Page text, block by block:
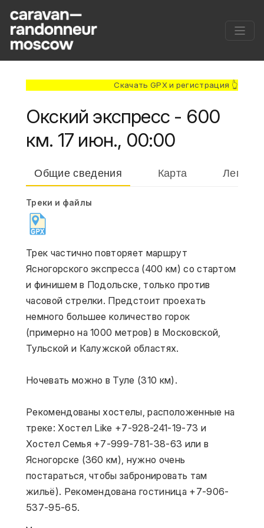
Скачать GPX и регистрация 👆
Окский экспресс - 600
км. 17 июн., 00:00
Общие сведения Карта
Треки и файлы
Трек частично повторяет маршрут
Ясногорского экспресса (400 км) со стартом
и финишем в Подольске, только против
часовой стрелки. Предстоит проехать
немного большее количество горок
(примерно на 1000 метров) в Московской,
Тульской и Калужской областях.
Ночевать можно в Туле (310 км).
Рекомендованы хостелы, расположенные на
треке: Хостел Like +7-928-241-19-73 и
Хостел Семья +7-999-781-38-63 или в
Ясногорске (360 км), нужно очень
постараться, чтобы забронировать там
жильё). Рекомендована гостиница +7-906-
537-95-65.